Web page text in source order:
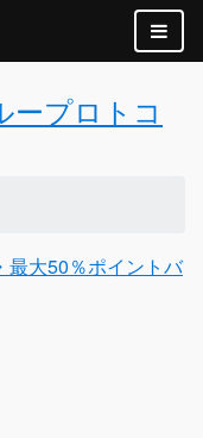
ープロトコ
最大50％ポイントバ